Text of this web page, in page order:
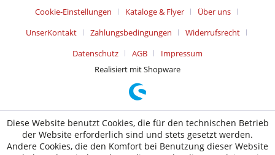
Cookie-Einstellungen Kataloge & Flyer
Über uns
UnserKontakt
Zahlungsbedingungen
Widerrufsrecht
Datenschutz
AGB
Impressum
Realisiert mit Shopware
Diese Website benutzt Cookies, die für den technischen Betrieb
der Website erforderlich sind und stets gesetzt werden.
Andere Cookies, die den Komfort bei Benutzung dieser Website